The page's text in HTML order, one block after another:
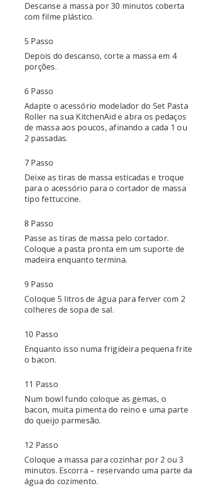
Descanse a massa por 30 minutos coberta
com filme plástico.
5 Passo
Depois do descanso, corte a massa em 4
porções.
6 Passo
Adapte o acessório modelador do Set Pasta
Roller na sua KitchenAid e abra os pedaços
de massa aos poucos, afinando a cada 1 ou
2 passadas.
7 Passo
Deixe as tiras de massa esticadas e troque
para o acessório para o cortador de massa
tipo fettuccine.
8 Passo
Passe as tiras de massa pelo cortador.
Coloque a pasta pronta em um suporte de
9 Passo
Coloque 5 litros de água para ferver com 2
colheres de sopa de sal.
10 Passo
Enquanto isso numa frigideira pequena frite
o bacon.
11 Passo
Num bowl fundo coloque as gemas, o
bacon, muita pimenta do reino e uma parte
do queijo parmesão.
12 Passo
Coloque a massa para cozinhar por 2 ou 3
minutos. Escorra – reservando uma parte da
água do cozimento.